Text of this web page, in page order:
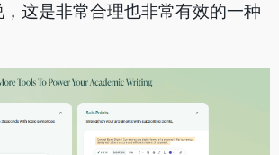
这是非常合理也非常有效的一种